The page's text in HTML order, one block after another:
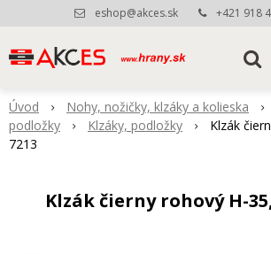
eshop@akces.sk +421 918
Úvod Nohy, nožičky, klzáky a kolieska
podložky
Klzáky, podložky
Klzák
7213
Klzák čierny rohový H-